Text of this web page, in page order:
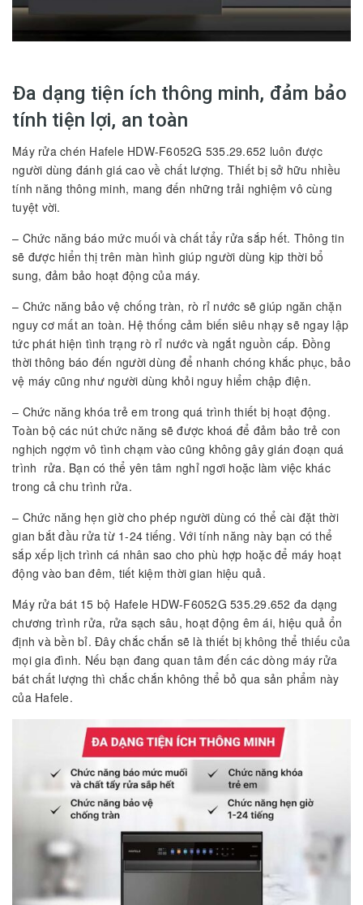
Đa dạng tiện ích thông minh, đảm bảo
tính tiện lợi, an toàn
Máy rửa chén Hafele HDW-F6052G 535.29.652 luôn được
người dùng đánh giá cao về chất lượng. Thiết bị sở hữu nhiều
tính năng thông minh, mang đến những trải nghiệm vô cùng
tuyệt vời.
– Chức năng báo mức muối và chất tẩy rửa sắp hết. Thông tin
sẽ được hiển thị trên màn hình giúp người dùng kịp thời bổ
sung, đảm bảo hoạt động của máy.
– Chức năng bảo vệ chống tràn, rò rỉ nước sẽ giúp ngăn chặn
nguy cơ mất an toàn. Hệ thống cảm biến siêu nhạy sẽ ngay lập
tức phát hiện tình trạng rò rỉ nước và ngắt nguồn cấp. Đồng
thời thông báo đến người dùng để nhanh chóng khắc phục, bảo
vệ máy cũng như người dùng khỏi nguy hiểm chập điện.
– Chức năng khóa trẻ em trong quá trình thiết bị hoạt động.
Toàn bộ các nút chức năng sẽ được khoá để đảm bảo trẻ con
nghịch ngợm vô tình chạm vào cũng không gây gián đoạn quá
trình rửa. Bạn có thể yên tâm nghỉ ngơi hoặc làm việc khác
trong cả chu trình rửa.
– Chức năng hẹn giờ cho phép người dùng có thể cài đặt thời
gian bắt đầu rửa từ 1-24 tiếng. Với tính năng này bạn có thể
sắp xếp lịch trình cá nhân sao cho phù hợp hoặc để máy hoạt
động vào ban đêm, tiết kiệm thời gian hiệu quả.
Máy rửa bát 15 bộ Hafele HDW-F6052G 535.29.652 đa dạng
chương trình rửa, rửa sạch sâu, hoạt động êm ái, hiệu quả ổn
định và bền bỉ. Đây chắc chắn sẽ là thiết bị không thể thiếu của
mọi gia đình. Nếu bạn đang quan tâm đến các dòng máy rửa
bát chất lượng thì chắc chắn không thể bỏ qua sản phẩm này
của Hafele.